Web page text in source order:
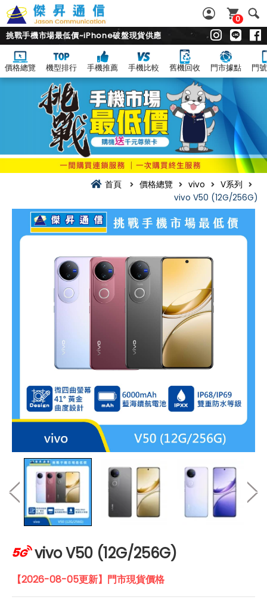
0
挑戰手機市場最低價~iPhone破盤現貨供應
價格總覽 機型排行 手機推薦 手機比較 舊機回收 門市據點 門
首頁 價格總覽 vivo
V系列
vivo V50 (12G/256G)
vivo V50 (12G/256G)
【2026-08-05更新】門市現貨價格